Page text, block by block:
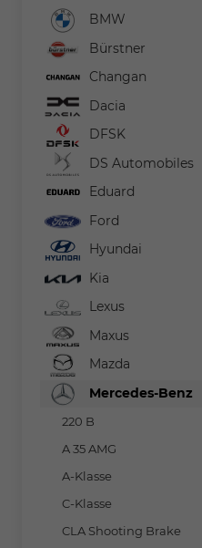
BMW
Bürstner
Changan
Dacia
DFSK
DS Automobiles
Eduard
Ford
Hyundai
Kia
Lexus
Maxus
Mazda
Mercedes-Benz
220 B
A 35 AMG
A-Klasse
C-Klasse
CLA Shooting Brake